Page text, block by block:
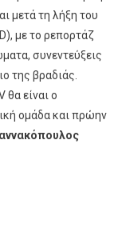
μετά τη λήξη του
με το ρεπορτάζ
συνεντεύξεις
της βραδιάς.
θα είναι ο
ομάδα και πρώην